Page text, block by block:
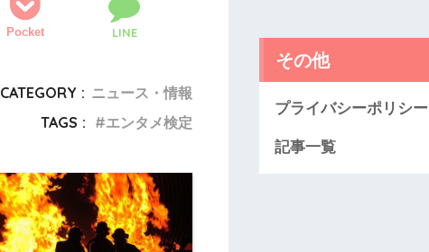
Pocket LINE
CATEGORY : ニュース・情報
TAGS :
エンタメ検定
その他
プライバシーポリシー
記事一覧